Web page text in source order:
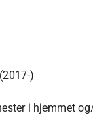
)
i hjemmet